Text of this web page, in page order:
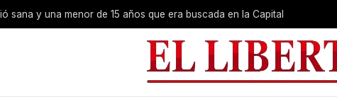
sana y una menor de 15 años que era buscada en la Capital